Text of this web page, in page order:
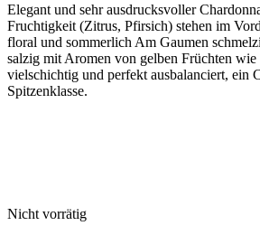
Elegant und sehr ausdrucksvoller
Fruchtigkeit (Zitrus, Pfirsich) stehen im
floral und sommerlich Am Gaumen
salzig mit Aromen von gelben Früchten
vielschichtig und perfekt ausbalanciert, ein
Spitzenklasse.
Nicht vorrätig